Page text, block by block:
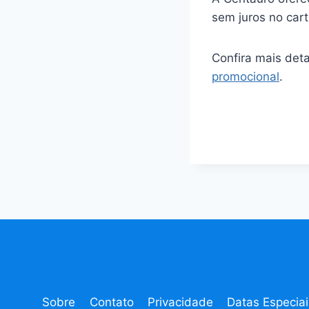
sem juros no
Confira mais
promocional.
Sobre Contato Privacidade Datas